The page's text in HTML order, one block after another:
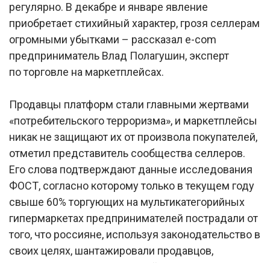
регулярно. В декабре и январе явление
приобретает стихийный характер, грозя селлерам
огромными убытками ­– рассказал e-com
предприниматель Влад Полагушин, эксперт
по торговле на маркетплейсах.
Продавцы платформ стали главными жертвами
«потребительского терроризма», и маркетплейсы
никак не защищают их от произвола покупателей,
отметил представитель сообщества селлеров.
Его слова подтверждают данные исследования
ФОСТ, согласно которому только в текущем году
свыше 60% торгующих на мультикатегорийных
гипермаркетах предпринимателей пострадали от
того, что россияне, используя законодательство в
своих целях, шантажировали продавцов,